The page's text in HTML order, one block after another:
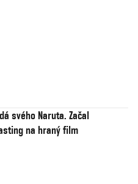
svého Naruta. Začal
na hraný film